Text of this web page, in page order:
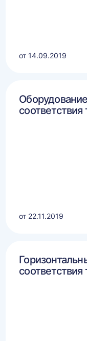
от 14.09.2019
от 22.11.2019